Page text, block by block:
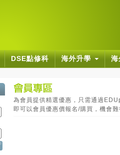
DSE點修科 海外升學
為會員提供精選優惠，只需通過
即可以會員優惠價報名/購買，機會